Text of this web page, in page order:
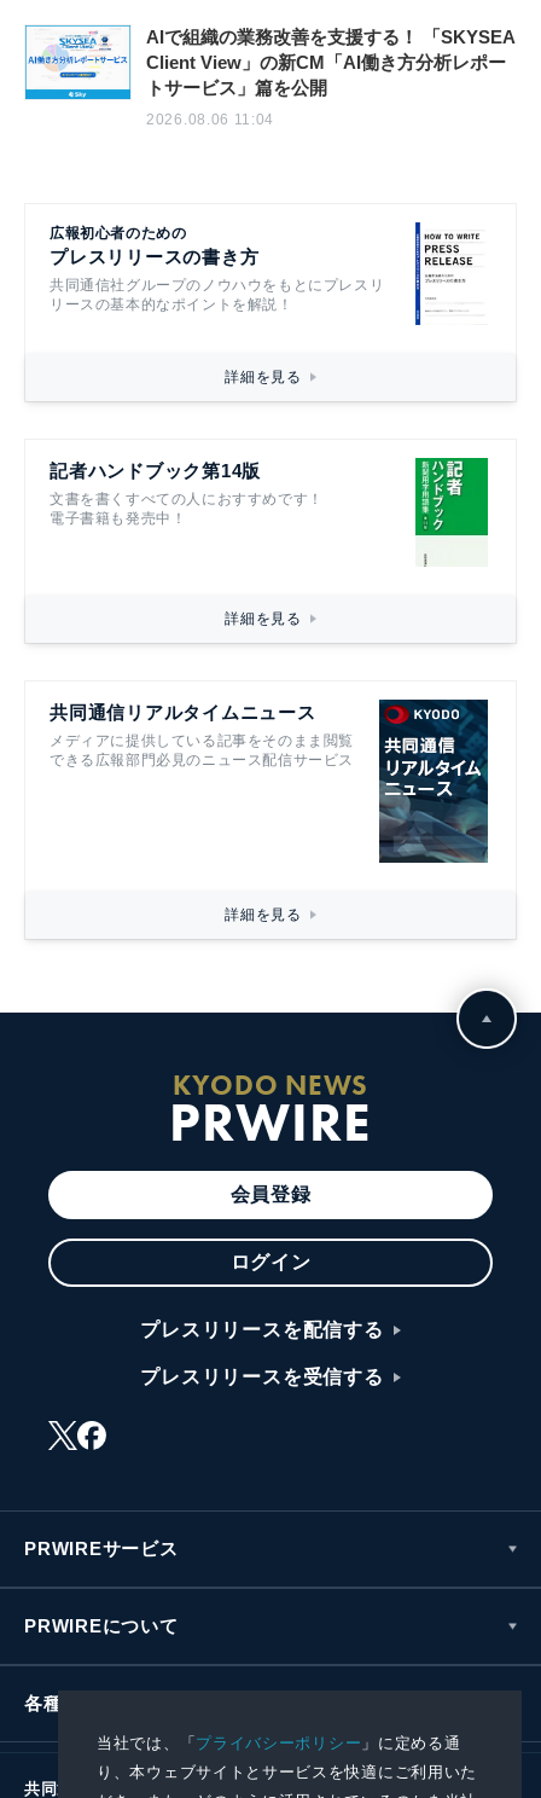
当社では、「プライバシーポリシー 」に定める通
り、本ウェブサイトとサービスを快適にご利用いた
AIで組織の業務改善を支援する！ 「SKYSEA
Client View」の新CM「AI働き方分析レポー
トサービス」篇を公開
2026.08.06 11:04
広報初心者のための
プレスリリースの書き方
共同通信社グループのノウハウをもとにプレスリ
リースの基本的なポイントを解説！
詳細を見る
記者ハンドブック第14版
文書を書くすべての人におすすめです！
電子書籍も発売中！
詳細を見る
共同通信リアルタイムニュース
メディアに提供している記事をそのまま閲覧
できる広報部門必見のニュース配信サービス
詳細を見る
KYODO NEWS
PRWIRE
会員登録
ログイン
プレスリリースを配信する
プレスリリースを受信する
PRWIREサービス
PRWIREについて
各種お問い合わせ
共同通信社グループ